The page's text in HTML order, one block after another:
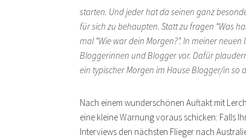
starten. Und jeder hat da seinen ganz
für sich zu behaupten. Statt zu fragen “Was
mal “Wie war dein Morgen?”. In meiner
Bloggerinnen und Blogger vor. Dafür
ein typischer Morgen im Hause Blogger/in so
Nach einem wunderschönen Auftakt mit
eine kleine Warnung voraus schicken: Falls
Interviews den nächsten Flieger nach